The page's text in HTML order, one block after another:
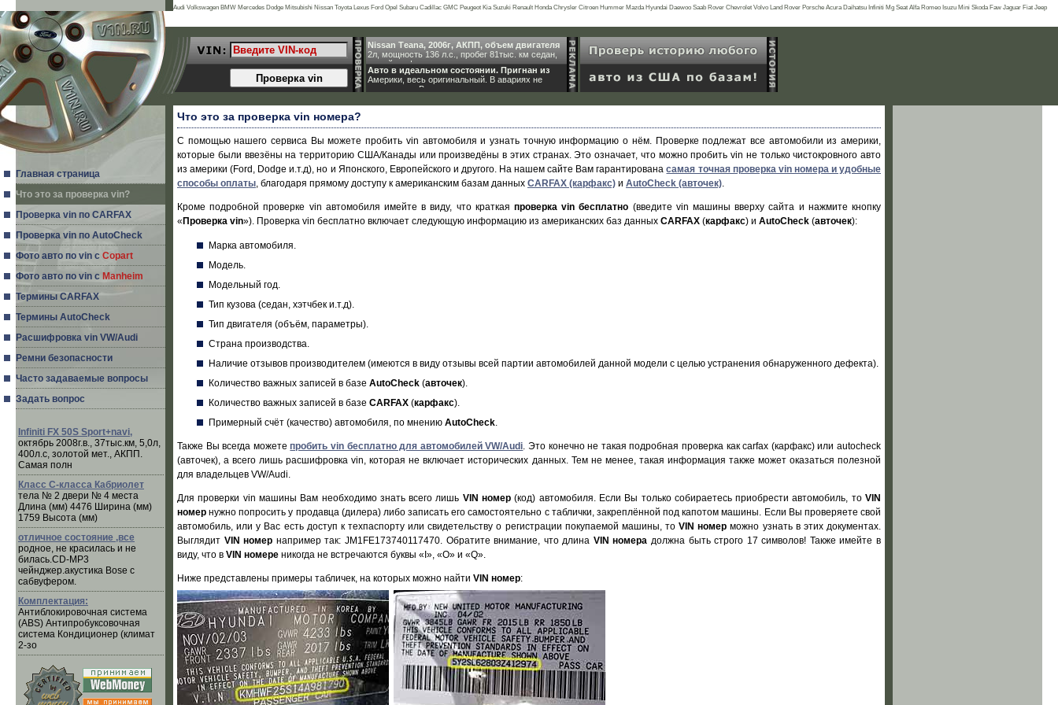
Nissan Teana, 2006г, АКПП, объем двигателя
2л, мощность 136 л.с., пробег 81тыс. км седан,
серый граф
Авто в идеальном состоянии. Пригнан из
Америки, весь оригинальный. В авариях не
участвовал. Все доку
Главная страница
Что это за проверка vin?
Проверка vin по CARFAX
Проверка vin по AutoCheck
Фото авто по vin с Copart
Фото авто по vin с Manheim
Термины CARFAX
Термины AutoCheck
Расшифровка vin VW/Audi
Ремни безопасности
Часто задаваемые вопросы
Задать вопрос
Infiniti FX 50S Sport+navi,
октябрь 2008г.в., 37тыс.км, 5,0л,
400л.с, золотой мет., АКПП.
Самая полн
Класс C-класса Кабриолет
тела № 2 двери № 4 места
Длина (мм) 4476 Ширина (мм)
1759 Высота (мм)
отличное состояние ,все
родное, не красилась и не
билась.CD-MP3
чейнджер.акустика Bose с
сабвуфером.
Комплектация:
Антиблокировочная система
(ABS) Антипробуксовочная
система Кондиционер (климат
2-зо
Что это за проверка vin номера?
С помощью нашего сервиса Вы можете пробить vin автомобиля и узнать точную информацию о нём. Проверке подлежат все автомобили из америки,
которые были ввезёны на территорию США/Канады или произведёны в этих странах. Это означает, что можно пробить vin не только чистокровного авто
из америки (Ford, Dodge и.т.д), но и Японского, Европейского и другого. На нашем сайте Вам гарантированасамая точная проверка vin номера и удобные
способы оплаты, благодаря прямому доступу к американским базам данных CARFAX (карфакс) и AutoCheck (авточек).
Кроме подробной проверке vin автомобиля имейте в виду, что краткая проверка vin бесплатно (введите vin машины вверху сайта и нажмите кнопку
« Проверка vin»). Проверка vin бесплатно включает следующую информацию из американских баз данных CARFAX (карфакс) и AutoCheck (авточек):
Марка автомобиля.
Модель.
Модельный год.
Тип кузова (седан, хэтчбек и.т.д).
Тип двигателя (объём, параметры).
Страна производства.
Наличие отзывов производителем (имеются в виду отзывы всей партии автомобилей данной модели с целью устранения обнаруженного дефекта).
Количество важных записей в базе AutoCheck (авточек).
Количество важных записей в базе CARFAX (карфакс).
Примерный счёт (качество) автомобиля, по мнению AutoCheck.
Также Вы всегда можетепробить vin бесплатно для автомобилей VW/Audi. Это конечно не такая подробная проверка как carfax (карфакс) или autocheck
(авточек), а всего лишь расшифровка vin, которая не включает исторических данных. Тем не менее, такая информация также может оказаться полезной
для владельцев VW/Audi.
Для проверки vin машины Вам необходимо знать всего лишь VIN номер (код) автомобиля. Если Вы только собираетесь приобрести автомобиль, тоVIN
номер нужно попросить у продавца (дилера) либо записать его самостоятельно с таблички, закреплённой под капотом машины. Если Вы проверяете свой
автомобиль, или у Вас есть доступ к техпаспорту или свидетельству о регистрации покупаемой машины, тоVIN номер можно узнать в этих документах.
Выглядит VIN номер например так: JM1FE173740117470. Обратите внимание, что длина VIN номера должна быть строго 17 символов! Также имейте в
виду, что в VIN номере никогда не встречаются буквы «I», «O» и «Q».
Ниже представлены примеры табличек, на которых можно найти VIN номер:
Audi Volkswagen BMW Mercedes Dodge Mitsubishi Nissan Toyota Lexus Ford Opel Subaru Cadillac GMC Peugeot Kia Suzuki Renault Honda Chrysler Citroen Hummer Mazda Hyundai Daewoo Saab Rover Chevrolet Volvo Land Rover Porsche Acura Daihatsu Infiniti Mg Seat Alfa Romeo Isuzu Mini Skoda Faw Jaguar Fiat Jeep